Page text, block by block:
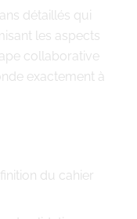
détaillés qui
les aspects
collaborative
exactement à
du cahier